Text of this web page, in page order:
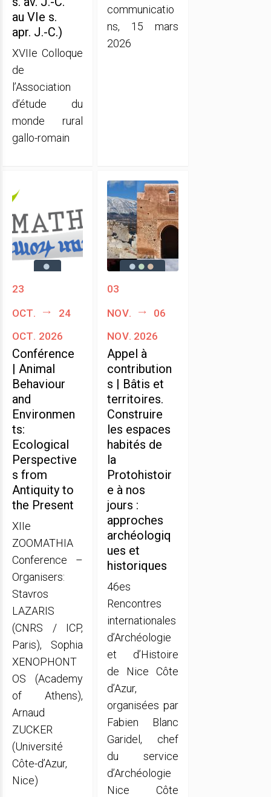
au VIe s.
apr. J.-C.)
XVIIe Colloque
de
l’Association
d’étude du
monde rural
gallo-romain
communicatio
ns, 15 mars
2026
23
oct.
24
oct. 2026
Conférence
| Animal
Behaviour
and
Environmen
ts:
Ecological
Perspective
s from
Antiquity to
the Present
XIIe
ZOOMATHIA
Conference –
Organisers:
Stavros
LAZARIS
(CNRS / ICP,
Paris), Sophia
XENOPHONT
OS (Academy
of Athens),
Arnaud
ZUCKER
(Université
Côte-d’Azur,
Nice)
03
nov.
06
nov. 2026
Appel à
contribution
s | Bâtis et
territoires.
Construire
les espaces
habités de
la
Protohistoir
e à nos
jours :
approches
archéologiq
ues et
historiques
46es
Rencontres
internationales
d’Archéologie
et d’Histoire
de Nice Côte
d’Azur,
organisées par
Fabien Blanc
Garidel, chef
du service
d’Archéologie
Nice Côte